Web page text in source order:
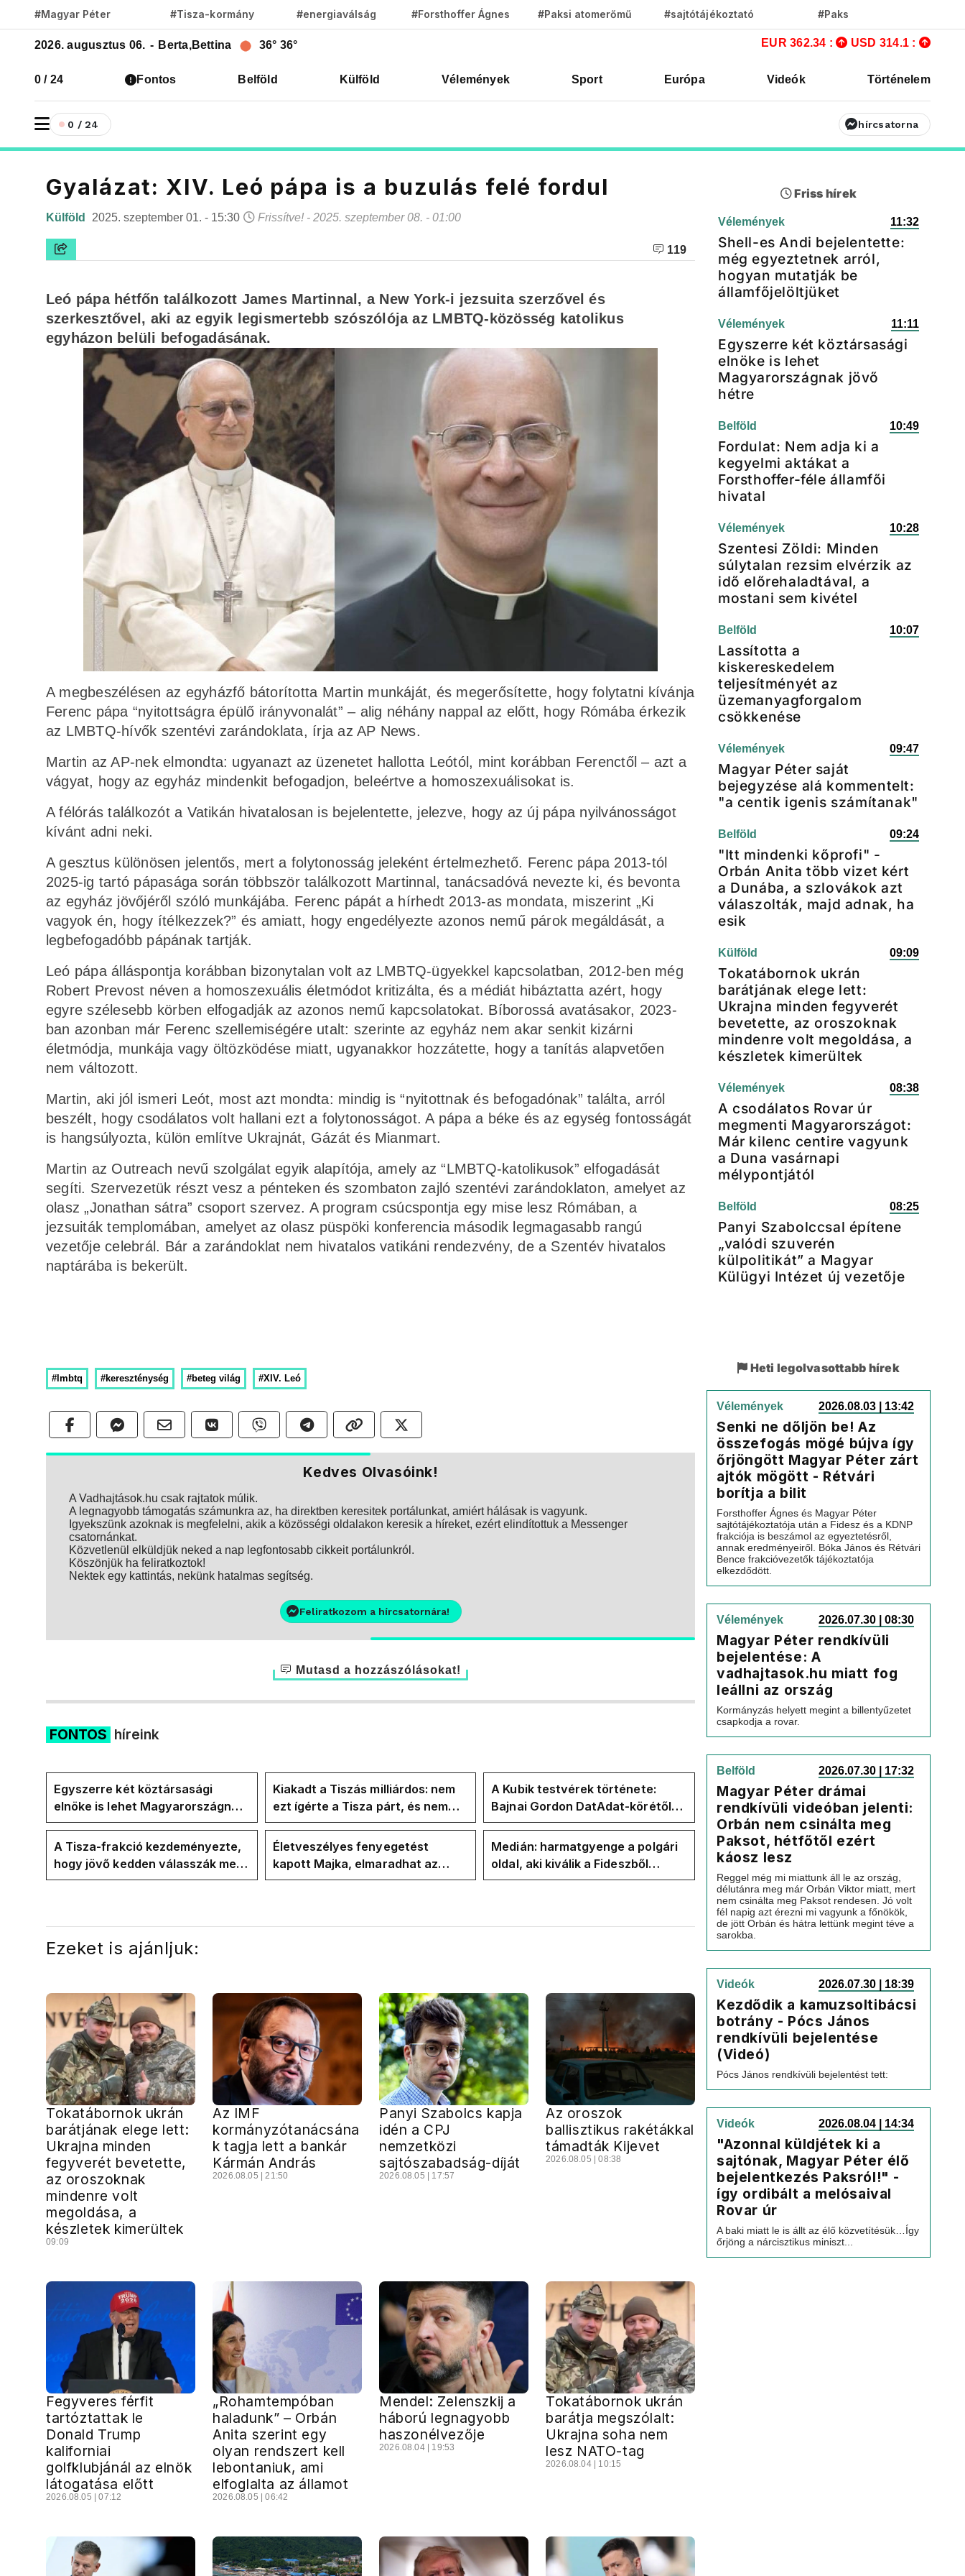
#Magyar Péter #Tisza-kormány #energiaválság #Forsthoffer Ágnes #Paksi atomerőmű #sajtótájékoztató #Paks
2026. augusztus 06. - Berta,Bettina 36° 36° EUR 362.34 : USD 314.1 :
0 / 24 Fontos Belföld Külföld Vélemények Sport Európa Videók Történelem
0 / 24 hírcsatorna
Gyalázat: XIV. Leó pápa is a buzulás felé fordul
Külföld 2025. szeptember 01. - 15:30 Frissítve! - 2025. szeptember 08. - 01:00
119
Leó pápa hétfőn találkozott James Martinnal, a New York-i jezsuita szerzővel és
szerkesztővel, aki az egyik legismertebb szószólója az LMBTQ-közösség katolikus
egyházon belüli befogadásának.
A megbeszélésen az egyházfő bátorította Martin munkáját, és megerősítette, hogy folytatni kívánja
Ferenc pápa “nyitottságra épülő irányvonalát” – alig néhány nappal az előtt, hogy Rómába érkezik
az LMBTQ-hívők szentévi zarándoklata, írja az AP News.
Martin az AP-nek elmondta: ugyanazt az üzenetet hallotta Leótól, mint korábban Ferenctől – azt a
vágyat, hogy az egyház mindenkit befogadjon, beleértve a homoszexuálisokat is.
A félórás találkozót a Vatikán hivatalosan is bejelentette, jelezve, hogy az új pápa nyilvánosságot
kívánt adni neki.
A gesztus különösen jelentős, mert a folytonosság jeleként értelmezhető. Ferenc pápa 2013-tól
2025-ig tartó pápasága során többször találkozott Martinnal, tanácsadóvá nevezte ki, és bevonta
az egyház jövőjéről szóló munkájába. Ferenc pápát a hírhedt 2013-as mondata, miszerint „Ki
vagyok én, hogy ítélkezzek?” és amiatt, hogy engedélyezte azonos nemű párok megáldását, a
legbefogadóbb pápának tartják.
Leó pápa álláspontja korábban bizonytalan volt az LMBTQ-ügyekkel kapcsolatban, 2012-ben még
Robert Prevost néven a homoszexuális életmódot kritizálta, és a médiát hibáztatta azért, hogy
egyre szélesebb körben elfogadják az azonos nemű kapcsolatokat. Bíborossá avatásakor, 2023-
ban azonban már Ferenc szellemiségére utalt: szerinte az egyház nem akar senkit kizárni
életmódja, munkája vagy öltözködése miatt, ugyanakkor hozzátette, hogy a tanítás alapvetően
nem változott.
Martin, aki jól ismeri Leót, most azt mondta: mindig is “nyitottnak és befogadónak” találta, arról
beszélt, hogy csodálatos volt hallani ezt a folytonosságot. A pápa a béke és az egység fontosságát
is hangsúlyozta, külön említve Ukrajnát, Gázát és Mianmart.
Martin az Outreach nevű szolgálat egyik alapítója, amely az “LMBTQ-katolikusok” elfogadását
segíti. Szervezetük részt vesz a pénteken és szombaton zajló szentévi zarándoklaton, amelyet az
olasz „Jonathan sátra” csoport szervez. A program csúcspontja egy mise lesz Rómában, a
jezsuiták templomában, amelyet az olasz püspöki konferencia második legmagasabb rangú
vezetője celebrál. Bár a zarándoklat nem hivatalos vatikáni rendezvény, de a Szentév hivatalos
naptárába is bekerült.
#lmbtq #kereszténység #beteg világ #XIV. Leó
Kedves Olvasóink!
A Vadhajtások.hu csak rajtatok múlik.
A legnagyobb támogatás számunkra az, ha direktben keresitek portálunkat, amiért hálásak is vagyunk.
Igyekszünk azoknak is megfelelni, akik a közösségi oldalakon keresik a híreket, ezért elindítottuk a Messenger
csatornánkat.
Közvetlenül elküldjük neked a nap legfontosabb cikkeit portálunkról.
Köszönjük ha feliratkoztok!
Nektek egy kattintás, nekünk hatalmas segítség.
Feliratkozom a hírcsatornára!
Mutasd a hozzászólásokat!
FONTOS híreink
Egyszerre két köztársasági
elnöke is lehet Magyarországnak
jövő hétre
Kiakadt a Tiszás milliárdos: nem
ezt ígérte a Tisza párt, és nem
ezt ígérte Magyar Péter a
kampányban
A Kubik testvérek története:
Bajnai Gordon DatAdat-körétől
az ECDA-n át Magyar Péter
közvetlen stábjáig
A Tisza-frakció kezdeményezte,
hogy jövő kedden válasszák meg
az új köztársasági elnököt
Életveszélyes fenyegetést
kapott Majka, elmaradhat az
erdélyi koncertje
Medián: harmatgyenge a polgári
oldal, aki kiválik a Fideszből
elbúcsúzhat 2030-ban
Ezeket is ajánljuk:
Tokatábornok ukrán
barátjának elege lett:
Ukrajna minden
fegyverét bevetette,
az oroszoknak
mindenre volt
megoldása, a
készletek kimerültek
09:09
Az IMF
kormányzótanácsána
k tagja lett a bankár
Kármán András
2026.08.05 | 21:50
Panyi Szabolcs kapja
idén a CPJ
nemzetközi
sajtószabadság-díját
2026.08.05 | 17:57
Az oroszok
ballisztikus rakétákkal
támadták Kijevet
2026.08.05 | 08:38
Fegyveres férfit
tartóztattak le
Donald Trump
kaliforniai
golfklubjánál az elnök
látogatása előtt
2026.08.05 | 07:12
„Rohamtempóban
haladunk” – Orbán
Anita szerint egy
olyan rendszert kell
lebontaniuk, ami
elfoglalta az államot
2026.08.05 | 06:42
Mendel: Zelenszkij a
háború legnagyobb
haszonélvezője
2026.08.04 | 19:53
Tokatábornok ukrán
barátja megszólalt:
Ukrajna soha nem
lesz NATO-tag
2026.08.04 | 10:15
Friss hírek
Vélemények 11:32
Shell-es Andi bejelentette:
még egyeztetnek arról,
hogyan mutatják be
államfőjelöltjüket
Vélemények 11:11
Egyszerre két köztársasági
elnöke is lehet
Magyarországnak jövő
hétre
Belföld 10:49
Fordulat: Nem adja ki a
kegyelmi aktákat a
Forsthoffer-féle államfői
hivatal
Vélemények 10:28
Szentesi Zöldi: Minden
súlytalan rezsim elvérzik az
idő előrehaladtával, a
mostani sem kivétel
Belföld 10:07
Lassította a
kiskereskedelem
teljesítményét az
üzemanyagforgalom
csökkenése
Vélemények 09:47
Magyar Péter saját
bejegyzése alá kommentelt:
"a centik igenis számítanak"
Belföld 09:24
"Itt mindenki kőprofi" -
Orbán Anita több vizet kért
a Dunába, a szlovákok azt
válaszolták, majd adnak, ha
esik
Külföld 09:09
Tokatábornok ukrán
barátjának elege lett:
Ukrajna minden fegyverét
bevetette, az oroszoknak
mindenre volt megoldása, a
készletek kimerültek
Vélemények 08:38
A csodálatos Rovar úr
megmenti Magyarországot:
Már kilenc centire vagyunk
a Duna vasárnapi
mélypontjától
Belföld 08:25
Panyi Szabolccsal építene
„valódi szuverén
külpolitikát” a Magyar
Külügyi Intézet új vezetője
Heti legolvasottabb hírek
Vélemények 2026.08.03 | 13:42
Senki ne dőljön be! Az
összefogás mögé bújva így
őrjöngött Magyar Péter zárt
ajtók mögött - Rétvári
borítja a bilit
Forsthoffer Ágnes és Magyar Péter
sajtótájékoztatója után a Fidesz és a KDNP
frakciója is beszámol az egyeztetésről,
annak eredményeiről. Bóka János és Rétvári
Bence frakcióvezetők tájékoztatója
elkezdődött.
Vélemények 2026.07.30 | 08:30
Magyar Péter rendkívüli
bejelentése: A
vadhajtasok.hu miatt fog
leállni az ország
Kormányzás helyett megint a billentyűzetet
csapkodja a rovar.
Belföld 2026.07.30 | 17:32
Magyar Péter drámai
rendkívüli videóban jelenti:
Orbán nem csinálta meg
Paksot, hétfőtől ezért
káosz lesz
Reggel még mi miattunk áll le az ország,
délutánra meg már Orbán Viktor miatt, mert
nem csinálta meg Paksot rendesen. Jó volt
fél napig azt érezni mi vagyunk a főnökök,
de jött Orbán és hátra lettünk megint téve a
sarokba.
Videók 2026.07.30 | 18:39
Kezdődik a kamuzsoltibácsi
botrány - Pócs János
rendkívüli bejelentése
(Videó)
Pócs János rendkívüli bejelentést tett:
Videók 2026.08.04 | 14:34
"Azonnal küldjétek ki a
sajtónak, Magyar Péter élő
bejelentkezés Paksról!" -
így ordibált a melósaival
Rovar úr
A baki miatt le is állt az élő közvetítésük…Így
őrjöng a nárcisztikus miniszt...